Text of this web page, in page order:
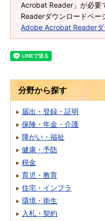
Acrobat Reader」が必要
Readerダウンロードペー
Adobe Acrobat Readerダ
分野から探す
届出・登録・証明
保険・年金・介護
障がい・福祉
健康・予防
税金
育児・教育
住宅・インフラ
環境・衛生
入札・契約